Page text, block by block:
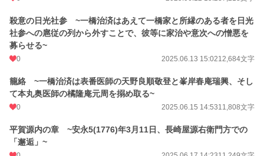
殺意の日光社参 ~一橋治済はあえて一橋家と所縁のある者を日光
社参への扈従の列から外すことで、彼等に家治や意次への憎悪を
募らせる~
0 2025.06.13 15:0212,684文字
籠絡 ~一橋治済は表番医師の天野良順敬登と峯岸春庵瑞興、そし
て本丸奥医師の橘隆庵元周を搦め取る~
0 2025.06.15 14:5311,808文字
平賀源内の章 ~安永5(1776)年3月11日、長崎屋源右衛門方での
「邂逅」~